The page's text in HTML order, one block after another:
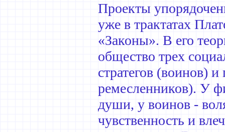
Проекты
уже в трактатах
«Законы». В его
общество трех
стратегов (воинов)
ремесленников). У
души, у воинов -
чувственность и